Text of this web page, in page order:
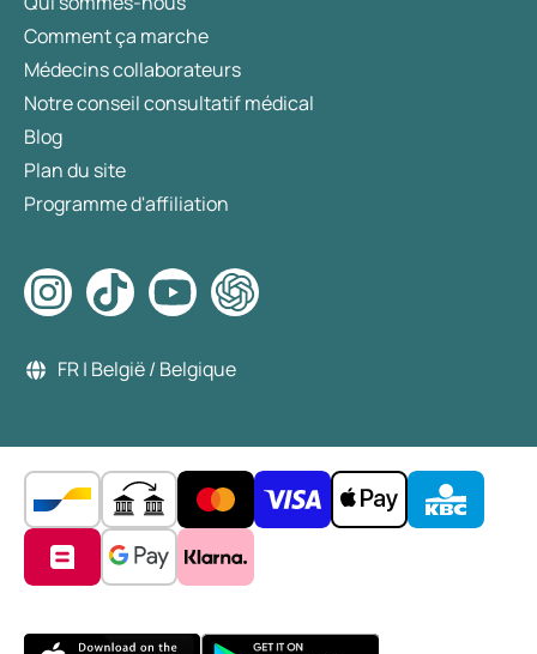
Comment ça marche
Médecins collaborateurs
Notre conseil consultatif médical
Blog
Plan du site
Programme d'affiliation
FR | België / Belgique